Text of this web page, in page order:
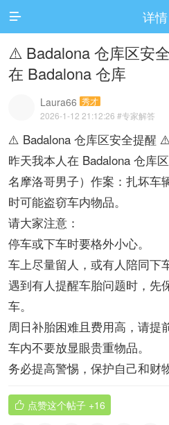
 详情
⚠️ Badalona 仓库区安
在 Badalona 仓库
Laura66 秀才
2026-1-12 21:12:26 #专家解答
⚠️ Badalona 仓库区安全提醒
昨天我本人在 Badalona 仓库
名摩洛哥男子）作案：扎坏车
时可能盗窃车内物品。
请大家注意：
停车或下车时要格外小心。
车上尽量留人，或有人陪同下
遇到有人提醒车胎问题时，先
车。
周日补胎困难且费用高，请提
车内不要放显眼贵重物品。
务必提高警惕，保护自己和财
 点赞这个帖子 +16